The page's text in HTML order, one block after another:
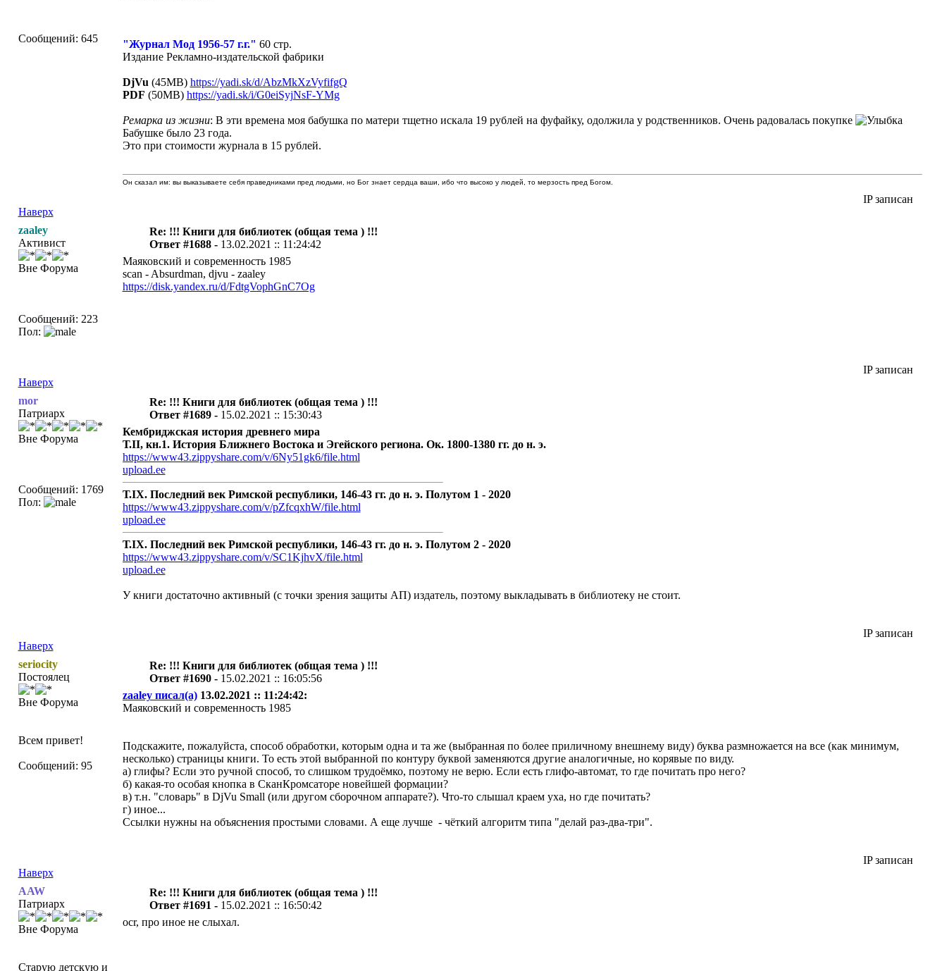
Сообщений: 645 "Журнал Мод 1956-57 г.г." 60 стр.
Издание Рекламно-издательской фабрики
DjVu (45MB) https://yadi.sk/d/AbzMkXzVyfifgQ
PDF (50MB) https://yadi.sk/i/G0eiSyjNsF-YMg
Ремарка из жизни: В эти времена моя бабушка по матери тщетно искала 19 рублей на фуфайку, одолжила у родственников. Очень радовалась покупке
Бабушке было 23 года.
Это при стоимости журнала в 15 рублей.
Наверх
Он сказал им: вы выказываете себя праведниками пред людьми, но Бог знает сердца ваши, ибо что высоко у людей, то мерзость пред Богом.
IP записан
zaaley
Активист
Вне Форума
Сообщений: 223
Пол:
Re: !!! Книги для библиотек (общая тема ) !!!
Ответ #1688 - 13.02.2021 :: 11:24:42
Маяковский и современность 1985
scan - Absurdman, djvu - zaaley
https://disk.yandex.ru/d/FdtgVophGnC7Og
Наверх
IP записан
mor
Патриарх
Вне Форума
Сообщений: 1769
Пол:
Re: !!! Книги для библиотек (общая тема ) !!!
Ответ #1689 - 15.02.2021 :: 15:30:43
Кембриджская история древнего мира
Т.II, кн.1. История Ближнего Востока и Эгейского региона. Ок. 1800-1380 гг. до н. э.
https://www43.zippyshare.com/v/6Ny51gk6/file.html
upload.ee
Т.IX. Последний век Римской республики, 146-43 гг. до н. э. Полутом 1 - 2020
https://www43.zippyshare.com/v/pZfcqxhW/file.html
upload.ee
Т.IX. Последний век Римской республики, 146-43 гг. до н. э. Полутом 2 - 2020
https://www43.zippyshare.com/v/SC1KjhvX/file.html
upload.ee
У книги достаточно активный (с точки зрения защиты АП) издатель, поэтому выкладывать в библиотеку не стоит.
Наверх
IP записан
seriocity
Постоялец
Вне Форума
Всем привет!
Сообщений: 95
Re: !!! Книги для библиотек (общая тема ) !!!
Ответ #1690 - 15.02.2021 :: 16:05:56
zaaley писал(а)13.02.2021 :: 11:24:42:
Маяковский и современность 1985
Подскажите, пожалуйста, способ обработки, которым одна и та же (выбранная по более приличному внешнему виду) буква размножается на все (как минимум,
несколько) страницы книги. То есть этой выбранной по контуру буквой заменяются другие аналогичные, но корявые по виду.
а) глифы? Если это ручной способ, то слишком трудоёмко, поэтому не верю. Если есть глифо-автомат, то где почитать про него?
б) какая-то особая кнопка в СканКромсаторе новейшей формации?
в) т.н. "словарь" в DjVu Small (или другом сборочном аппарате?). Что-то слышал краем уха, но где почитать?
г) иное...
Ссылки нужны на объяснения простыми словами. А еще лучше - чёткий алгоритм типа "делай раз-два-три".
Наверх
IP записан
AAW
Патриарх
Вне Форума
Старую детскую и
Re: !!! Книги для библиотек (общая тема ) !!!
Ответ #1691 - 15.02.2021 :: 16:50:42
ocr, про иное не слыхал.